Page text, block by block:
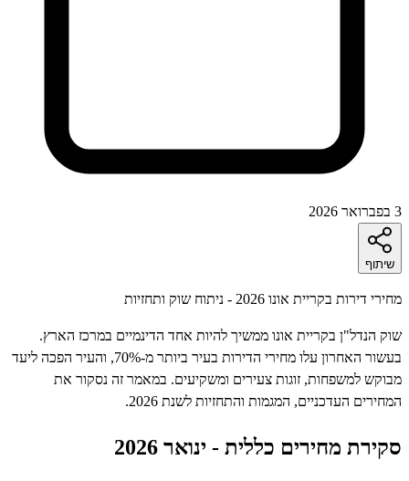
בקריית אונו 2026 - ניתוח שוק ותחזיות
בקריית אונו ממשיך להיות אחד הדינמיים במרכז הארץ.
בעשור האחרון עלו מחירי הדירות בעיר ביותר מ-70%, והעיר הפכה ליעד
למשפחות, זוגות צעירים ומשקיעים. במאמר זה נסקור את
העדכניים, המגמות והתחזיות לשנת 2026.
מחירים כללית - ינואר 2026